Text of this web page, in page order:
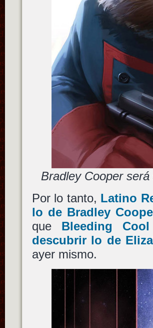
Bradley Cooper
Por lo tanto, Latino
lo de Bradley
que Bleeding
descubrir lo de
ayer mismo.